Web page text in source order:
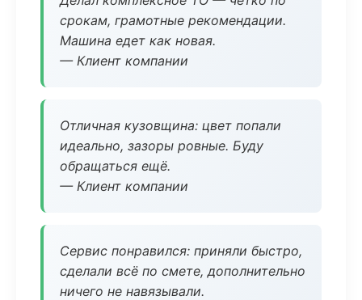
срокам, грамотные рекомендации.
Машина едет как новая.
— Клиент компании
Отличная кузовщина: цвет попали
идеально, зазоры ровные. Буду
обращаться ещё.
— Клиент компании
Сервис понравился: приняли быстро,
сделали всё по смете, дополнительно
ничего не навязывали.